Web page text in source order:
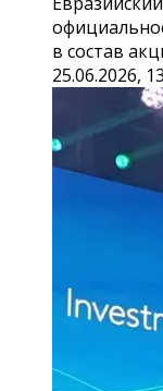
в состав
25.06.2026,